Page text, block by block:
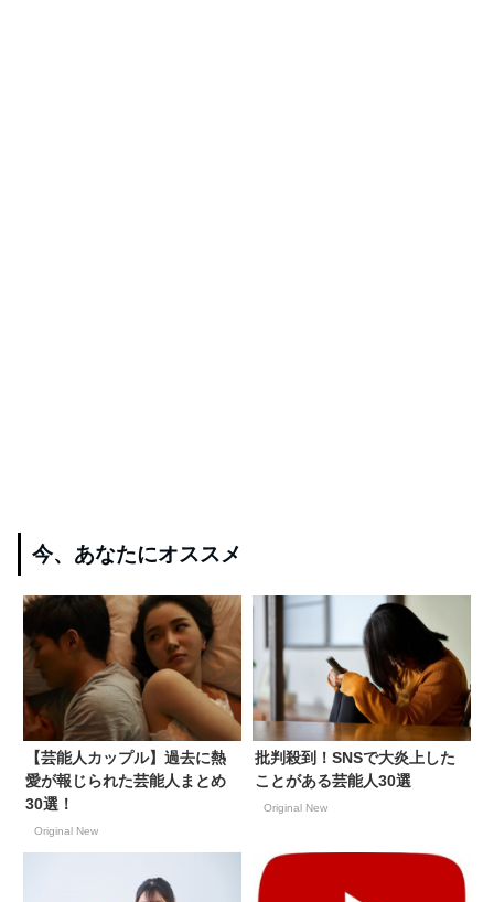
今、あなたにオススメ
【芸能人カップル】過去に熱
愛が報じられた芸能人まとめ
30選！
Original New
批判殺到！SNSで大炎上した
ことがある芸能人30選
Original New